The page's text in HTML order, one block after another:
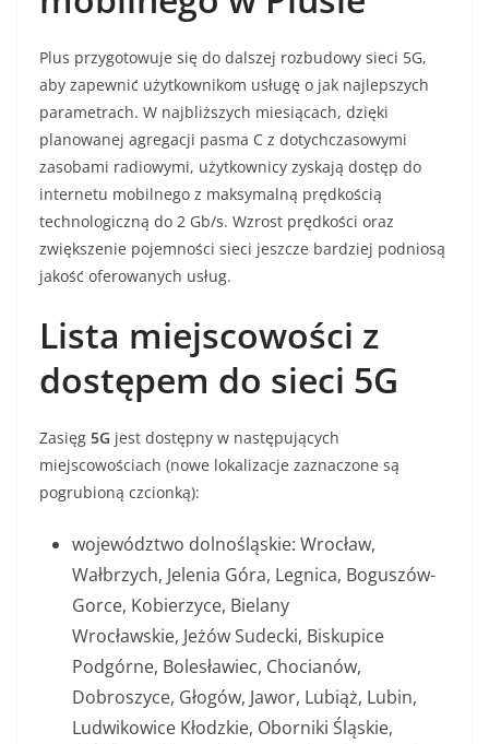
Plus przygotowuje się do dalszej rozbudowy sieci 5G,
aby zapewnić użytkownikom usługę o jak najlepszych
parametrach. W najbliższych miesiącach, dzięki
planowanej agregacji pasma C z dotychczasowymi
zasobami radiowymi, użytkownicy zyskają dostęp do
internetu mobilnego z maksymalną prędkością
technologiczną do 2 Gb/s. Wzrost prędkości oraz
zwiększenie pojemności sieci jeszcze bardziej podniosą
jakość oferowanych usług.
Lista miejscowości z
dostępem do sieci 5G
Zasięg 5G jest dostępny w następujących
miejscowościach (nowe lokalizacje zaznaczone są
pogrubioną czcionką):
województwo dolnośląskie: Wrocław,
Wałbrzych, Jelenia Góra, Legnica, Boguszów-
Gorce, Kobierzyce, Bielany
Wrocławskie, Jeżów Sudecki, Biskupice
Podgórne, Bolesławiec, Chocianów,
Dobroszyce, Głogów, Jawor, Lubiąż, Lubin,
Ludwikowice Kłodzkie, Oborniki Śląskie,